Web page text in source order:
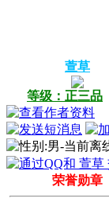
萱草
等级：正三品
荣誉勋章